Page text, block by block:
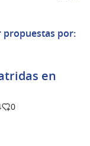
propuestas por:
en
0